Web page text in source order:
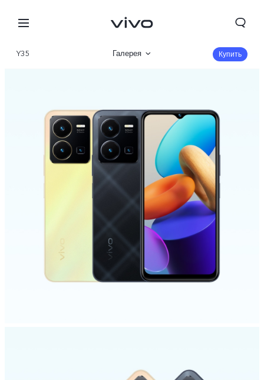
Y35 Галерея
Характеристики
Купить